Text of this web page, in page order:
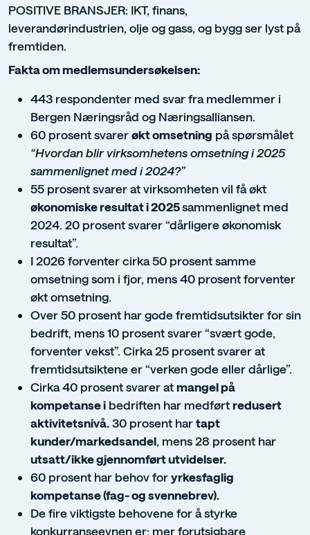
POSITIVE BRANSJER: IKT, finans,
leverandørindustrien, olje og gass, og bygg ser lyst på
fremtiden.
Fakta om medlemsundersøkelsen:
443 respondenter med svar fra medlemmer i
Bergen Næringsråd og Næringsalliansen.
60 prosent svarer økt omsetning på spørsmålet
“Hvordan blir virksomhetens omsetning i 2025
sammenlignet med i 2024?”
55 prosent svarer at virksomheten vil få økt
økonomiske resultat i 2025sammenlignet med
2024. 20 prosent svarer “dårligere økonomisk
resultat”.
I 2026 forventer cirka 50 prosent samme
omsetning som i fjor, mens 40 prosent forventer
økt omsetning.
Over 50 prosent har gode fremtidsutsikter for sin
bedrift, mens 10 prosent svarer “svært gode,
forventer vekst”. Cirka 25 prosent svarer at
fremtidsutsiktene er “verken gode eller dårlige”.
Cirka 40 prosent svarer at mangel på
kompetanse i bedriften har medført redusert
aktivitetsnivå. 30 prosent har tapt
kunder/markedsandel, mens 28 prosent har
utsatt/ikke gjennomført utvidelser.
60 prosent har behov for yrkesfaglig
kompetanse (fag- og svennebrev).
De fire viktigste behovene for å styrke
konkurranseevnen er: mer forutsigbare